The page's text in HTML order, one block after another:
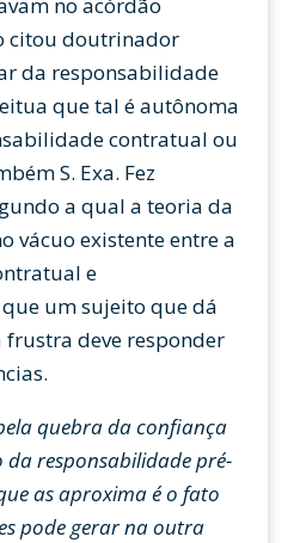
no acórdão
citou doutrinador
da responsabilidade
que tal é autônoma
contratual ou
S. Exa. Fez
a qual a teoria da
vácuo existente entre a
e
um sujeito que dá
frustra deve responder
quebra da confiança
responsabilidade pré-
as aproxima é o fato
pode gerar na outra